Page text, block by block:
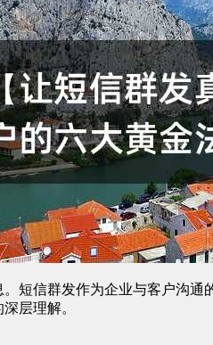
短信群发作为企业与客户沟
层理解。